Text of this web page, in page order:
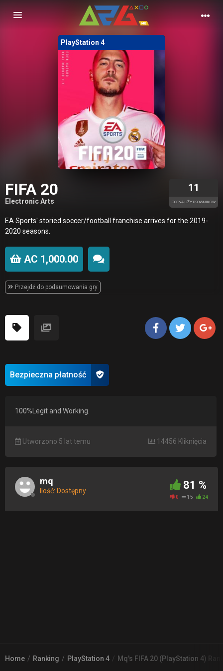
Nawigacja
PlayStation 4
FIFA 20
Electronic Arts
11
OCENA UŻYTKOWNIKÓW
EA Sports' storied soccer/football franchise arrives for the 2019-
2020 seasons.
AC 1,000.00
Przejdź do podsumowania gry
Bezpieczna płatność
100%Legit and Working.
Utworzono 5 lat temu 14456 Kliknięcia
mq
Ilość: Dostępny 81 %
0 15 24
Home Ranking PlayStation 4 Mq's FIFA 20 (PlayStation 4)